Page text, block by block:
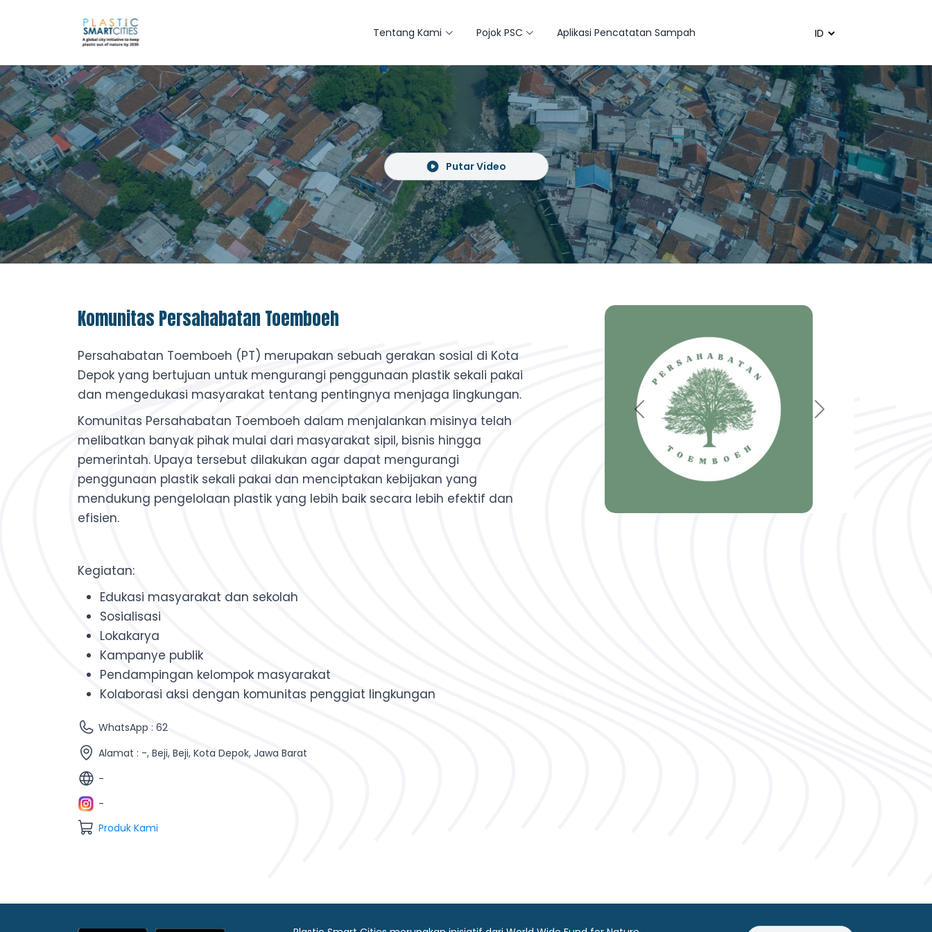
Tentang Kami Pojok PSC
Aplikasi Pencatatan Sampah
Putar Video
Komunitas Persahabatan Toemboeh
Persahabatan Toemboeh (PT) merupakan sebuah gerakan sosial di Kota
Depok yang bertujuan untuk mengurangi penggunaan plastik sekali pakai
dan mengedukasi masyarakat tentang pentingnya menjaga lingkungan.
Komunitas Persahabatan Toemboeh dalam menjalankan misinya telah
melibatkan banyak pihak mulai dari masyarakat sipil, bisnis hingga
pemerintah. Upaya tersebut dilakukan agar dapat mengurangi
penggunaan plastik sekali pakai dan menciptakan kebijakan yang
mendukung pengelolaan plastik yang lebih baik secara lebih efektif dan
efisien.
Kegiatan:
Edukasi masyarakat dan sekolah
Sosialisasi
Lokakarya
Kampanye publik
Pendampingan kelompok masyarakat
Kolaborasi aksi dengan komunitas penggiat lingkungan
WhatsApp : 62
Alamat : -, Beji, Beji, Kota Depok, Jawa Barat
-
-
Produk Kami
Previous Next